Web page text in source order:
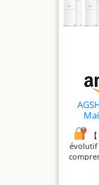
évolutif